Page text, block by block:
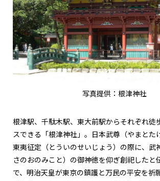
写真提供：根津神社
根津駅、千駄木駅、東大前駅からそれぞれ徒
スできる「根津神社」。日本武尊（やまとた
東夷征定（とういのせいじょう）の際に、武
さのおのみこと）の御神徳を仰ぎ創祀したと
で、明治天皇が東京の鎮護と万民の平安を祈